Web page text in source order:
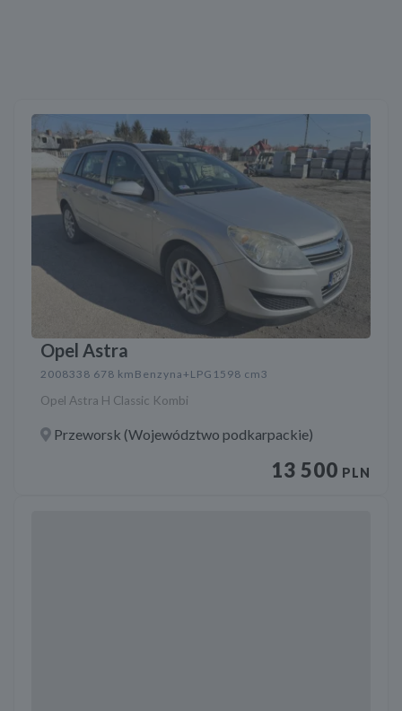
Opel Astra
2008338 678 km Benzyna+LPG 1598 cm3
Opel Astra H Classic Kombi
Przeworsk (Województwo podkarpackie)
13 500 PLN